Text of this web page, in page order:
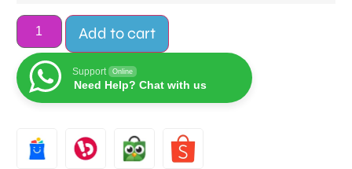
Add to cart
Support Online
Need Help? Chat with us